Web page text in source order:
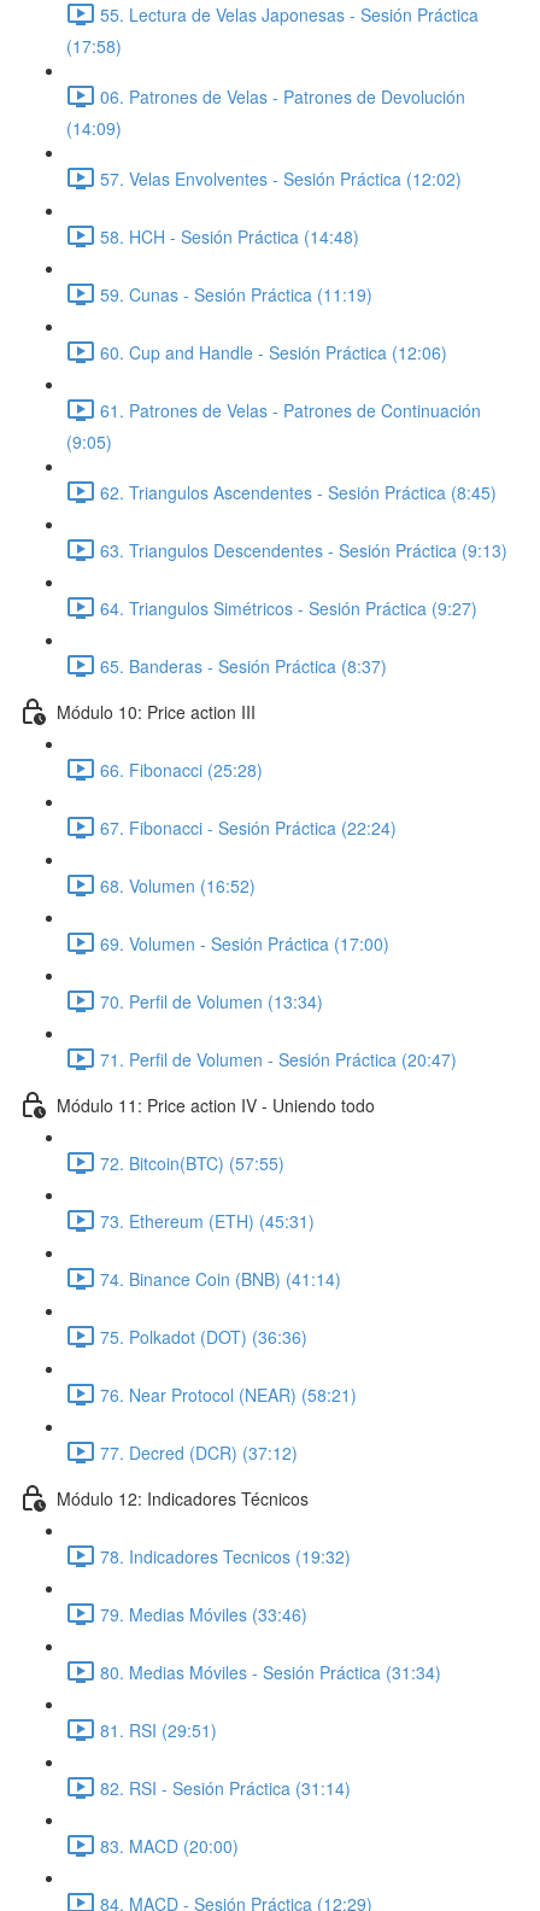
55. Lectura de Velas Japonesas - Sesión Práctica
(17:58)
06. Patrones de Velas - Patrones de Devolución
(14:09)
57. Velas Envolventes - Sesión Práctica (12:02)
58. HCH - Sesión Práctica (14:48)
59. Cunas - Sesión Práctica (11:19)
60. Cup and Handle - Sesión Práctica (12:06)
61. Patrones de Velas - Patrones de Continuación
(9:05)
62. Triangulos Ascendentes - Sesión Práctica (8:45)
63. Triangulos Descendentes - Sesión Práctica (9:13)
64. Triangulos Simétricos - Sesión Práctica (9:27)
65. Banderas - Sesión Práctica (8:37)
Módulo 10: Price action III
66. Fibonacci (25:28)
67. Fibonacci - Sesión Práctica (22:24)
68. Volumen (16:52)
69. Volumen - Sesión Práctica (17:00)
70. Perfil de Volumen (13:34)
71. Perfil de Volumen - Sesión Práctica (20:47)
Módulo 11: Price action IV - Uniendo todo
72. Bitcoin(BTC) (57:55)
73. Ethereum (ETH) (45:31)
74. Binance Coin (BNB) (41:14)
75. Polkadot (DOT) (36:36)
76. Near Protocol (NEAR) (58:21)
77. Decred (DCR) (37:12)
Módulo 12: Indicadores Técnicos
78. Indicadores Tecnicos (19:32)
79. Medias Móviles (33:46)
80. Medias Móviles - Sesión Práctica (31:34)
81. RSI (29:51)
82. RSI - Sesión Práctica (31:14)
83. MACD (20:00)
84. MACD - Sesión Práctica (12:29)